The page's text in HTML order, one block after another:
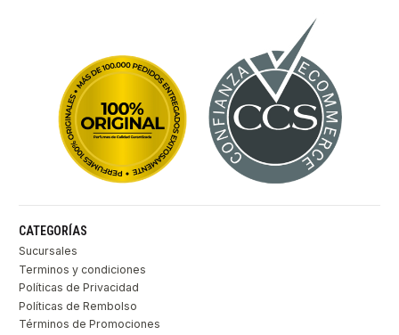
CATEGORÍAS
Sucursales
Terminos y condiciones
Políticas de Privacidad
Políticas de Rembolso
Términos de Promociones